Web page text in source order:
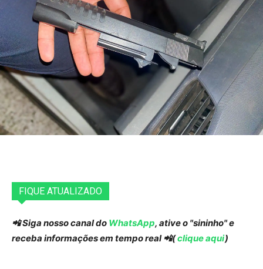
FIQUE ATUALIZADO
📲 Siga nosso canal do WhatsApp, ative o "sininho" e
receba informações em tempo real 📲(clique aqui)